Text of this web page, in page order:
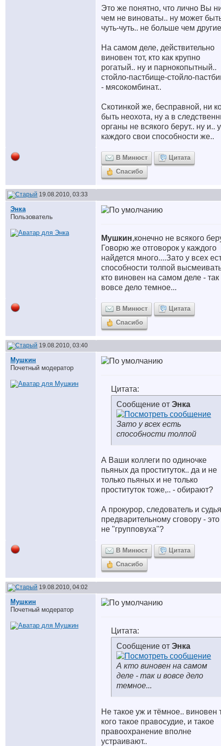
Это же понятно, что лично Вы
чем не виноваты.. ну может
чуть-чуть.. не больше чем
На самом деле, действительно
виновен тот, кто как крупно
рогатый.. ну и парнокопытный..
стойло-пастбище-стойло-
- мясокомбинат..
Скотинкой же, бесправной, ни
быть неохота, ну а в
органы не всякого берут.. ну и.. у
каждого свои способности же..
В Минюст
Цитата
Спасибо
19.08.2010, 03:33
Энка
Пользователь
Мушкин,конечно не всякого
Говорю же отговорок у каждого
найдется много....Зато у всех
способности толпой
кто виновен на самом деле - так
вовсе дело темное...
В Минюст
Цитата
Спасибо
19.08.2010, 03:40
Мушкин
Почетный модератор
Цитата:
Сообщение от Энка
Зато у всех есть
способности толпой
А Ваши коллеги по одиночке
пьяных да проституток.. да и не
только пьяных и не только
проституток тоже,.. - обирают?
А прокурор, следователь и
предварительному сговору - это
не "групповуха"?
В Минюст
Цитата
Спасибо
19.08.2010, 04:02
Мушкин
Почетный модератор
Цитата:
Сообщение от Энка
А кто виновен на самом
деле - так и вовсе дело
темное...
Не такое уж и тёмное.. виновен
кого такое правосудие, и такое
правоохранение вполне
устраивают..